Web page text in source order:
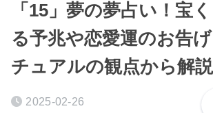
「15」夢の夢占い！宝
る予兆や恋愛運のお告
チュアルの観点から解説
2025-02-26